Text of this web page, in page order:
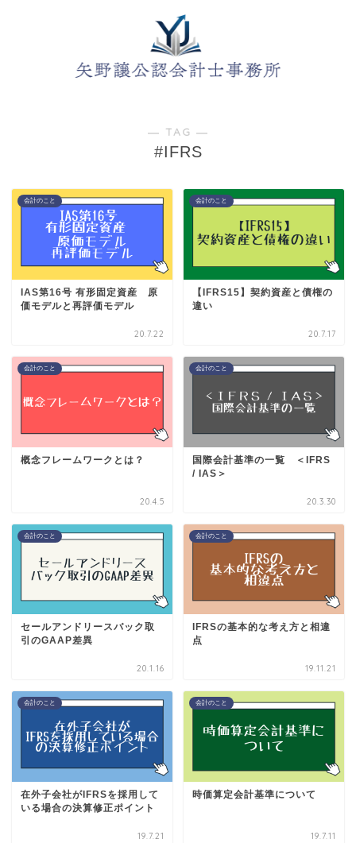
― TAG ―
#IFRS
会計のこと
IAS第16号 有形固定資産 原
価モデルと再評価モデル
20.7.22
会計のこと
【IFRS15】契約資産と債権の
違い
20.7.17
会計のこと
概念フレームワークとは？
20.4.5
会計のこと
国際会計基準の一覧 ＜IFRS
/ IAS＞
20.3.30
会計のこと
セールアンドリースバック取
引のGAAP差異
20.1.16
会計のこと
IFRSの基本的な考え方と相違
点
19.11.21
会計のこと
在外子会社がIFRSを採用して
いる場合の決算修正ポイント
19.7.21
会計のこと
時価算定会計基準について
19.7.11